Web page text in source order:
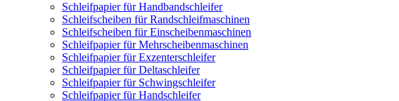
Schleifpapier für Handbandschleifer
Schleifscheiben für Randschleifmaschinen
Schleifscheiben für Einscheibenmaschinen
Schleifpapier für Mehrscheibenmaschinen
Schleifpapier für Exzenterschleifer
Schleifpapier für Deltaschleifer
Schleifpapier für Schwingschleifer
Schleifpapier für Handschleifer